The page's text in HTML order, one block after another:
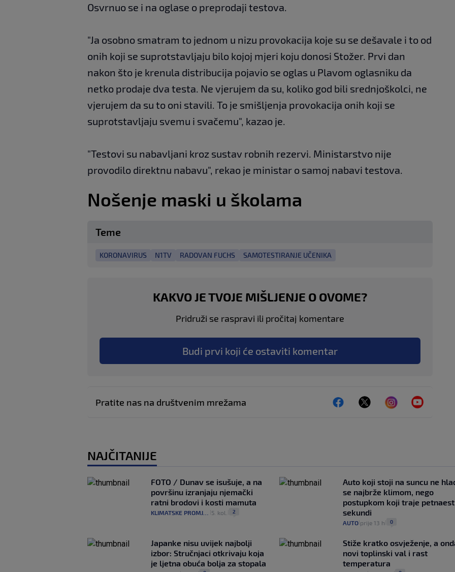
Osvrnuo se i na oglase o preprodaji testova.
"Ja osobno smatram to jednom u nizu provokacija koje su se dešavale i to od
onih koji se suprotstavljaju bilo kojoj mjeri koju donosi Stožer. Prvi dan
nakon što je krenula distribucija pojavio se oglas u Plavom oglasniku da
netko prodaje dva testa. Ne vjerujem da su, koliko god bili srednjoškolci, ne
vjerujem da su to oni stavili. To je smišljenja provokacija onih koji se
suprotstavljaju svemu i svačemu", kazao je.
"Testovi su nabavljani kroz sustav robnih rezervi. Ministarstvo nije
provodilo direktnu nabavu", rekao je ministar o samoj nabavi testova.
Nošenje maski u školama
Teme
KORONAVIRUS N1TV RADOVAN FUCHS SAMOTESTIRANJE UČENIKA
KAKVO JE TVOJE MIŠLJENJE O OVOME?
Pridruži se raspravi ili pročitaj komentare
Budi prvi koji će ostaviti komentar
Pratite nas na društvenim mrežama
NAJČITANIJE
FOTO / Dunav se isušuje, a na
površinu izranjaju njemački
ratni brodovi i kosti mamuta
KLIMATSKE PROMJENE 5. kol. 2
Auto koji stoji na suncu ne
se najbrže klimom, nego
postupkom koji traje petnaest
sekundi
AUTO| prije 13 h 0
Japanke nisu uvijek najbolji
izbor: Stručnjaci otkrivaju koja
je ljetna obuća bolja za stopala
Stiže kratko osvježenje, a
novi toplinski val i rast
temperatura